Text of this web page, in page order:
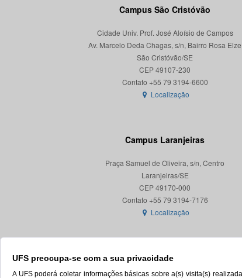
UFS preocupa-se com a sua privacidade
A UFS poderá coletar informações básicas sobre a(s) visita(s)
Campus São Cristóvão
Cidade Univ. Prof. José Aloísio de Campos
Av. Marcelo Deda Chagas, s/n, Bairro Rosa Elze
São Cristóvão/SE
CEP 49107-230
Localização
Campus Laranjeiras
Praça Samuel de Oliveira, s/n, Centro
Laranjeiras/SE
CEP 49170-000
Localização